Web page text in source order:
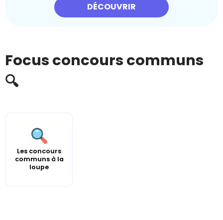
DÉCOUVRIR
Focus concours communs
🔍
Les concours
communs à la
loupe